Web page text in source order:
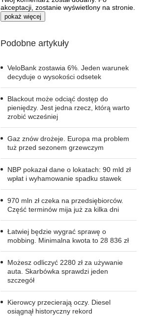
akceptacji, zostanie wyświetlony na stronie.
pokaż więcej
Podobne artykuły
VeloBank zostawia 6%. Jeden warunek
decyduje o wysokości odsetek
Blackout może odciąć dostęp do
pieniędzy. Jest jedna rzecz, którą warto
zrobić wcześniej
Gaz znów drożeje. Europa ma problem
tuż przed sezonem grzewczym
NBP pokazał dane o lokatach: 90 mld zł
wpłat i wyhamowanie spadku stawek
970 mln zł czeka na przedsiębiorców.
Część terminów mija już za kilka dni
Łatwiej będzie wygrać sprawę o
mobbing. Minimalna kwota to 28 836 zł
Możesz odliczyć 2280 zł za używanie
auta. Skarbówka sprawdzi jeden
szczegół
Kierowcy przecierają oczy. Diesel
osiągnął historyczny rekord